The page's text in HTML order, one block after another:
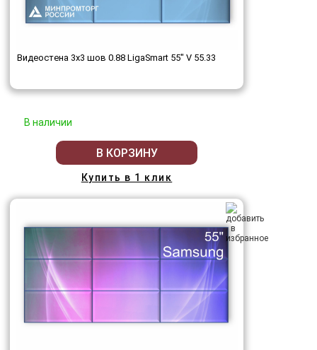
Видеостена 3x3 шов 0.88 LigaSmart 55" V 55.33
В наличии
В КОРЗИНУ
Купить в 1 клик